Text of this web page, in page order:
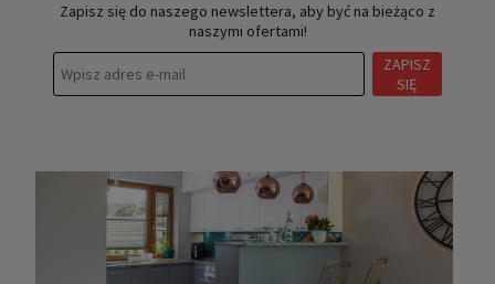
Zapisz się do naszego newslettera, aby być na bieżąco z
naszymi ofertami!
ZAPISZ
SIĘ